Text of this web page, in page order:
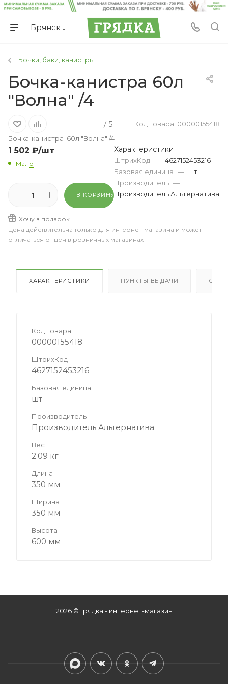
Брянск
Бочки, баки, канистры
Бочка-канистра 60л
"Волна" /4
/ 5
Код товара: 00000155418
Бочка-канистра 60л "Волна" /4
1 502 ₽/шт
Мало
В КОРЗИНУ
Хочу в подарок
Характеристики
ШтрихКод — 4627152453216
Базовая единица — шт
Производитель —
Производитель Альтернатива
Цена действительна только для интернет-магазина и может
отличаться от цен в розничных магазинах
ХАРАКТЕРИСТИКИ ПУНКТЫ ВЫДАЧИ
Код товара:
00000155418
ШтрихКод
4627152453216
Базовая единица
шт
Производитель
Производитель Альтернатива
Вес
2.09 кг
Длина
350 мм
Ширина
350 мм
Высота
600 мм
2026 © Грядка - интернет-магазин